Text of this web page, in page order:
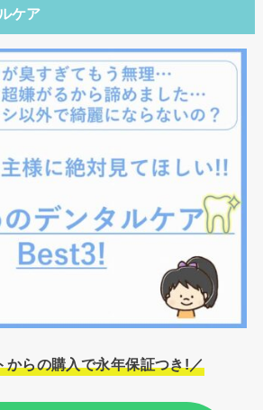
ケア
からの購入で永年保証つき!／